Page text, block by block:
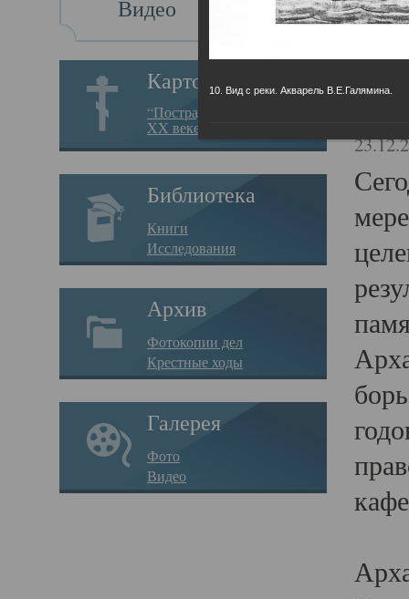
Видео
Картотека
“Пострадавшие за веру в
XX веке на Севере”
Библиотека
Книги
Исследования
Архив
Фотокопии дел
Крестные ходы
Галерея
Фото
Видео
10. Вид с реки. Акварель В.Е.Галямина.